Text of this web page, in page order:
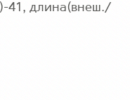
41, длина(внеш./